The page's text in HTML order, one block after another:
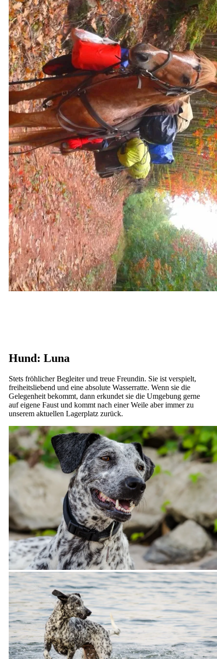
Hund: Luna
Stets fröhlicher Begleiter und treue Freundin. Sie ist verspielt,
freiheitsliebend und eine absolute Wasserratte. Wenn sie die
Gelegenheit bekommt, dann erkundet sie die Umgebung gerne
auf eigene Faust und kommt nach einer Weile aber immer zu
unserem aktuellen Lagerplatz zurück.